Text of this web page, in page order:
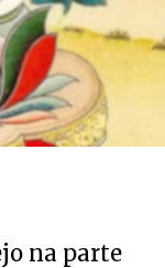
na parte